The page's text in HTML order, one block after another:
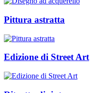
Pittura astratta
Edizione di Street Art